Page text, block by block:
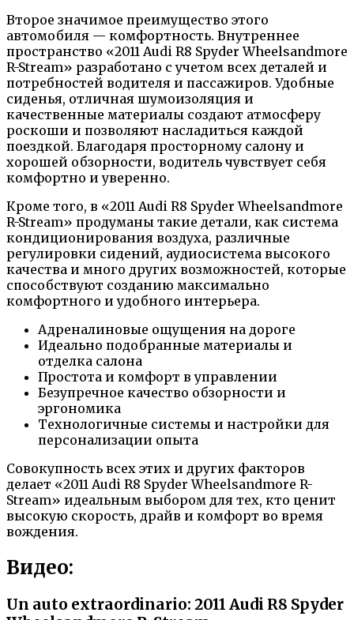
Второе значимое преимущество этого
автомобиля — комфортность. Внутреннее
пространство «2011 Audi R8 Spyder Wheelsandmore
R-Stream» разработано с учетом всех деталей и
потребностей водителя и пассажиров. Удобные
сиденья, отличная шумоизоляция и
качественные материалы создают атмосферу
роскоши и позволяют насладиться каждой
поездкой. Благодаря просторному салону и
хорошей обзорности, водитель чувствует себя
комфортно и уверенно.
Кроме того, в «2011 Audi R8 Spyder Wheelsandmore
R-Stream» продуманы такие детали, как система
кондиционирования воздуха, различные
регулировки сидений, аудиосистема высокого
качества и много других возможностей, которые
способствуют созданию максимально
комфортного и удобного интерьера.
Адреналиновые ощущения на дороге
Идеально подобранные материалы и
отделка салона
Простота и комфорт в управлении
Безупречное качество обзорности и
эргономика
Технологичные системы и настройки для
персонализации опыта
Совокупность всех этих и других факторов
делает «2011 Audi R8 Spyder Wheelsandmore R-
Stream» идеальным выбором для тех, кто ценит
высокую скорость, драйв и комфорт во время
вождения.
Видео:
Un auto extraordinario: 2011 Audi R8 Spyder